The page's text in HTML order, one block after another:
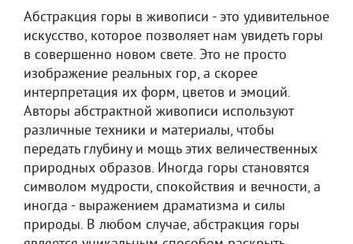
Абстракция горы в живописи - это удивительное
искусство, которое позволяет нам увидеть горы
в совершенно новом свете. Это не просто
изображение реальных гор, а скорее
интерпретация их форм, цветов и эмоций.
Авторы абстрактной живописи используют
различные техники и материалы, чтобы
передать глубину и мощь этих величественных
природных образов. Иногда горы становятся
символом мудрости, спокойствия и вечности, а
иногда - выражением драматизма и силы
природы. В любом случае, абстракция горы